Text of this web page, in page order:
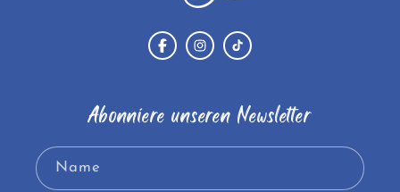
FacebookInstagram
TikTok
Abonniere unseren Newsletter
Name